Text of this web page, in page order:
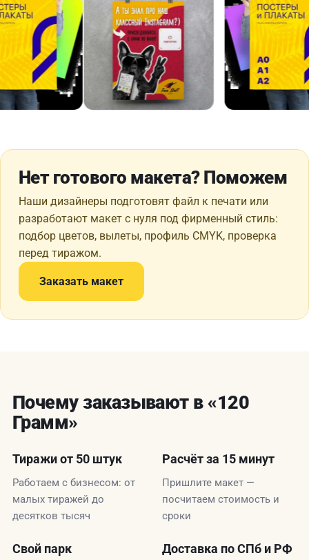
Нет готового макета? Поможем
Наши дизайнеры подготовят файл к печати или
разработают макет с нуля под фирменный стиль:
подбор цветов, вылеты, профиль CMYK, проверка
перед тиражом.
Заказать макет
Почему заказывают в «120
Грамм»
Тиражи от 50 штук
Работаем с бизнесом: от
малых тиражей до
десятков тысяч
Расчёт за 15 минут
Пришлите макет —
посчитаем стоимость и
сроки
Свой парк
Доставка по СПб и РФ